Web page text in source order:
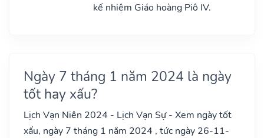
kế nhiệm Giáo hoàng Piô IV.
Ngày 7 tháng 1 năm 2024 là ngày
tốt hay xấu?
Lịch Vạn Niên 2024 - Lịch Vạn Sự - Xem ngày tốt
xấu, ngày 7 tháng 1 năm 2024 , tức ngày 26-11-